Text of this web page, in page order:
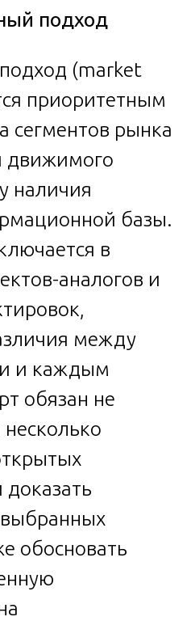
подход
(market
приоритетным
сегментов рынка
движимого
наличия
базы.
в
аналогов и
между
и каждым
обязан не
доказать
выбранных
обосновать